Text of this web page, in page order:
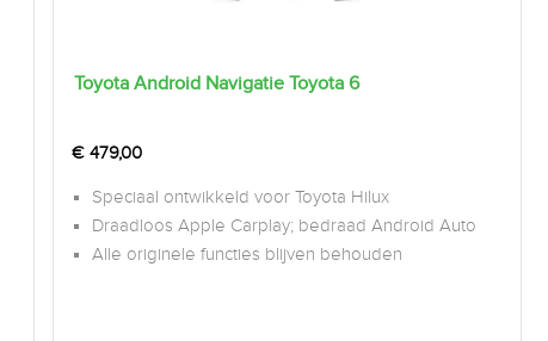
Toyota Android Navigatie Toyota 6
€ 479,00
Speciaal ontwikkeld voor Toyota Hilux
Draadloos Apple Carplay; bedraad Android Auto
Alle originele functies blijven behouden